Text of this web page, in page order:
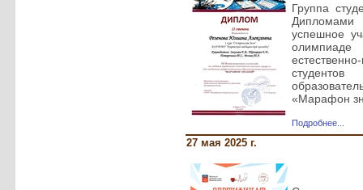
Группа
успешное
«Марафон
Подробнее...
27 мая 2025 г.